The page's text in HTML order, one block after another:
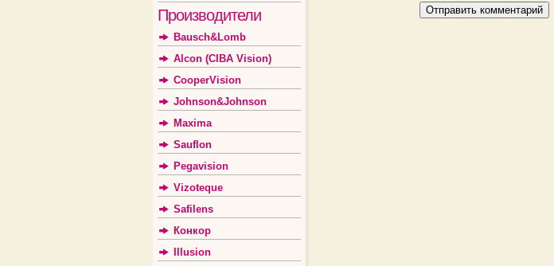
Производители
Bausch&Lomb
Alcon (CIBA Vision)
CooperVision
Johnson&Johnson
Maxima
Sauflon
Pegavision
Vizoteque
Safilens
Конкор
Illusion